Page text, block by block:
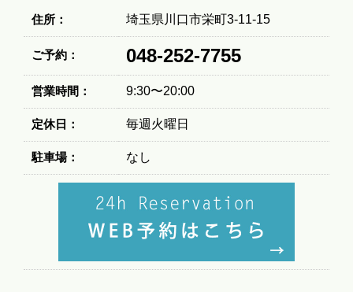
住所： 埼玉県川口市栄町3-11-15
ご予約： 048-252-7755
営業時間： 9:30〜20:00
定休日： 毎週火曜日
駐車場： なし